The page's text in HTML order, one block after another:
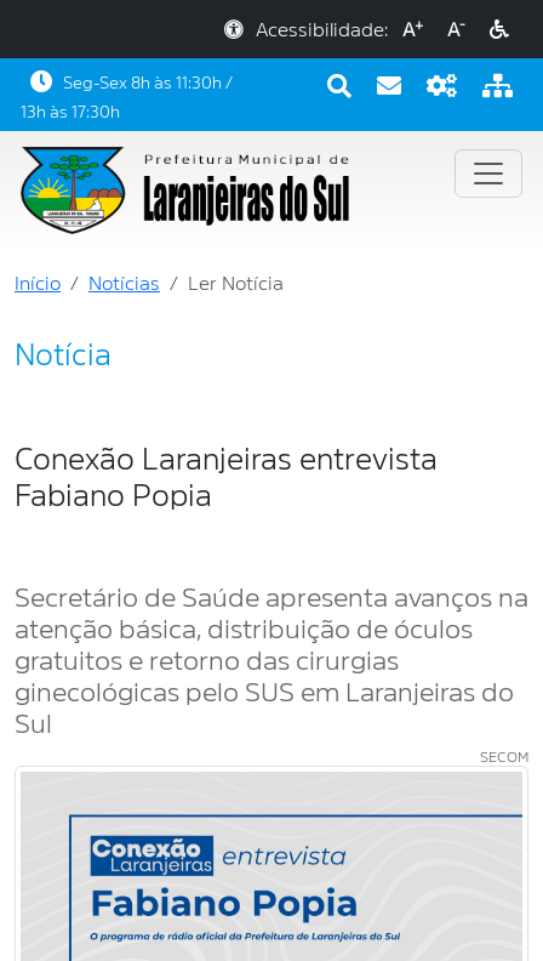
Acessibilidade: A+ A-
Seg-Sex 8h às 11:30h /
13h às 17:30h
Início Notícias Ler Notícia
Notícia
Conexão Laranjeiras entrevista
Fabiano Popia
Secretário de Saúde apresenta avanços na
atenção básica, distribuição de óculos
gratuitos e retorno das cirurgias
ginecológicas pelo SUS em Laranjeiras do
Sul
SECOM